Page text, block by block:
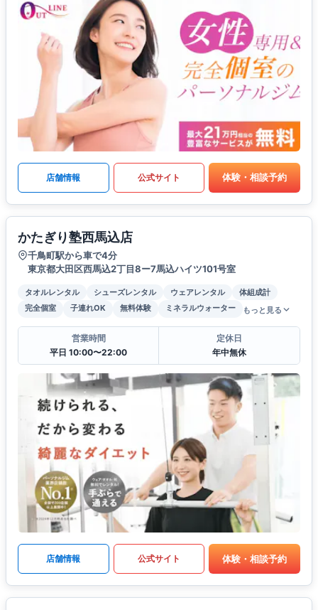
店舗情報 公式サイト 体験・相談予約
かたぎり塾西馬込店
千鳥町駅から車で4分
東京都大田区西馬込2丁目8ー7馬込ハイツ101号室
タオルレンタル シューズレンタル ウェアレンタル
体組成計
完全個室
子連れOK 無料体験 ミネラルウォーター もっと見る
営業時間
平日 10:00〜22:00
定休日
年中無休
店舗情報 公式サイト 体験・相談予約